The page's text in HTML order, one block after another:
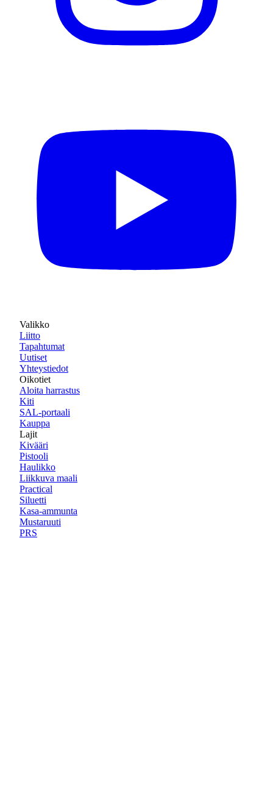
Valikko
Liitto
Tapahtumat
Uutiset
Yhteystiedot
Oikotiet
Aloita harrastus
Kiti
SAL-portaali
Kauppa
Lajit
Kivääri
Pistooli
Haulikko
Liikkuva maali
Practical
Siluetti
Kasa-ammunta
Mustaruuti
PRS